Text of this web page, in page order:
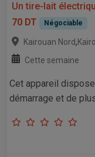
Un tire-lait
70 DT
Négociable
Kairouan Nord,
Cette semaine
Cet appareil
démarrage et de